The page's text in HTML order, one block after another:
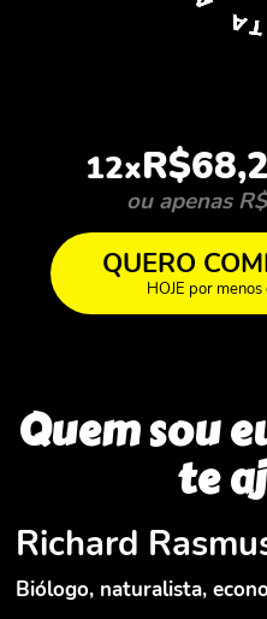
12x
ou apenas
QUERO
HOJE por
Quem sou
te
Richard
Biólogo, naturalista,